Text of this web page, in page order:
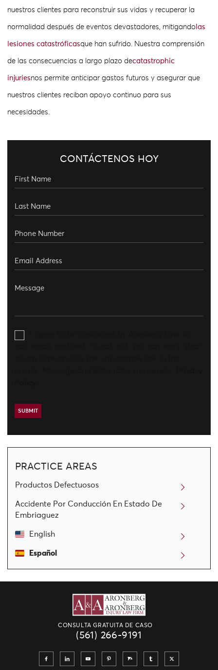
nuestros clientes para reconstruir sus vidas y recuperar la
normalidad después de eventos devastadores, mitigando las
lesiones catastróficasque han sufrido. Nuestra comprensión
de las consecuencias a largo plazo decatastrophic
injuriesnos permite anticipar gastos futuros y asegurar que
nuestros clientes reciban apoyo continuo para sus
necesidades.
CONTÁCTENOS HOY
PRACTICE AREAS
Productos Defectuosos
Accidente Por Conducción En Estado De
Embriaguez
English
Español
CONSULTA GRATUITA DE CASO
(561) 266-9191